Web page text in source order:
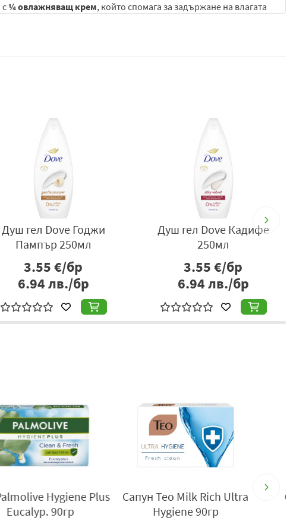
¼ овлажняващ крем, който спомага за задържане на влагата
или гъба за баня, и масажирайте до получаването на нежна
Душ гел Dove Годжи
Пампър 250мл
3.55€/бр
6.94лв./бр
Душ гел Dove Кадифе
250мл
3.55€/бр
6.94лв./бр
Krispa Body 150гр
Сапун Aroma Fresh Орхидея
75гр